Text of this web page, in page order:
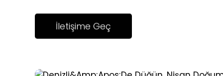
İletişime Geç